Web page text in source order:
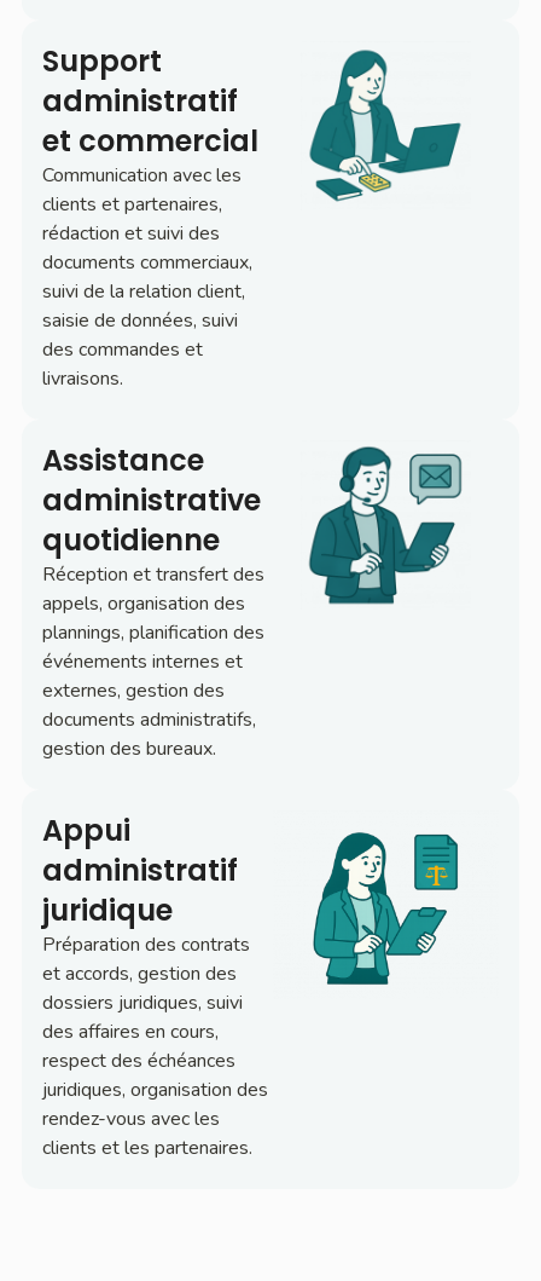
Support
administratif
et commercial​
Communication avec les
clients et partenaires,
rédaction et suivi des
documents commerciaux,
suivi de la relation client,
saisie de données, suivi
des commandes et
livraisons.
Assistance
administrative
quotidienne
Réception et transfert des
appels, organisation des
plannings, planification des
événements internes et
externes, gestion des
documents administratifs,
gestion des bureaux.
Appui
administratif
juridique​
Préparation des contrats
et accords, gestion des
dossiers juridiques, suivi
des affaires en cours,
respect des échéances
juridiques, organisation des
rendez-vous avec les
clients et les partenaires.